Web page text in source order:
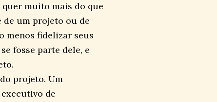
muito mais do que
um projeto ou de
menos fidelizar seus
fosse parte dele, e
projeto. Um
de